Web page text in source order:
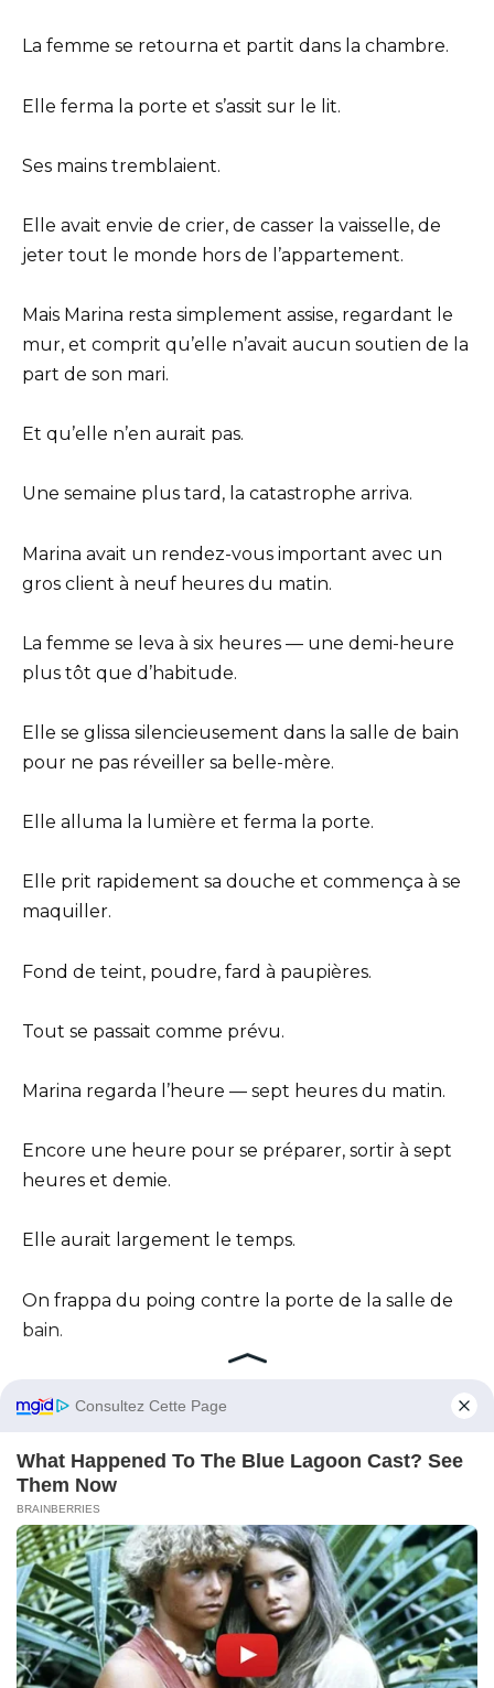
La femme se retourna et partit dans la chambre.
Elle ferma la porte et s’assit sur le lit.
Ses mains tremblaient.
Elle avait envie de crier, de casser la vaisselle, de
jeter tout le monde hors de l’appartement.
Mais Marina resta simplement assise, regardant le
mur, et comprit qu’elle n’avait aucun soutien de la
part de son mari.
Et qu’elle n’en aurait pas.
Une semaine plus tard, la catastrophe arriva.
Marina avait un rendez-vous important avec un
gros client à neuf heures du matin.
La femme se leva à six heures — une demi-heure
plus tôt que d’habitude.
Elle se glissa silencieusement dans la salle de bain
pour ne pas réveiller sa belle-mère.
Elle alluma la lumière et ferma la porte.
Elle prit rapidement sa douche et commença à se
maquiller.
Fond de teint, poudre, fard à paupières.
Tout se passait comme prévu.
Marina regarda l’heure — sept heures du matin.
Encore une heure pour se préparer, sortir à sept
heures et demie.
Elle aurait largement le temps.
On frappa du poing contre la porte de la salle de
bain.
— Ouvre immédiatement !
La voix de Miroslava Andreïevna était sèche et
exigeante.
Marina se figea avec le pinceau à blush dans la
main.